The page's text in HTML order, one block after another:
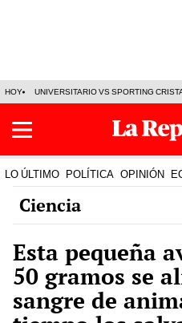
HOY UNIVERSITARIO VS SPORTING
LO ÚLTIMO POLÍTICA OPINIÓN
Ciencia
Esta pequeña
50 gramos se
sangre de